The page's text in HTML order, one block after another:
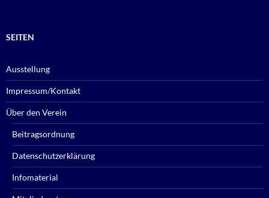
SEITEN
Ausstellung
Impressum/Kontakt
Über den Verein
Beitragsordnung
Datenschutzerklärung
Infomaterial